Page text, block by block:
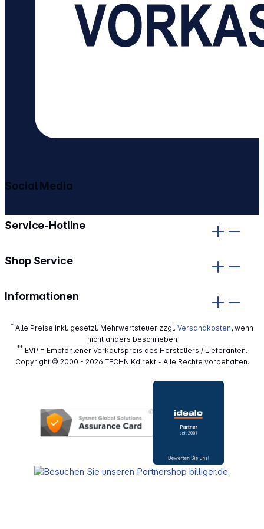
Service-Hotline
Shop Service
Informationen
Social Media
* Alle Preise inkl. gesetzl. Mehrwertsteuer zzgl. Versandkosten, wenn
nicht anders beschrieben
**EVP = Empfohlener Verkaufspreis des Herstellers / Lieferanten.
Copyright © 2000 - 2026 TECHNIKdirekt - Alle Rechte vorbehalten.